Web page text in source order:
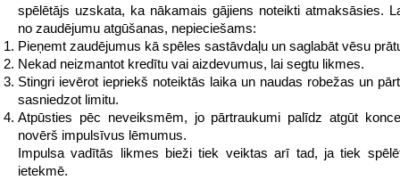
spēlētājs uzskata, ka nākamais gājiens noteikti atmaksāsies.
no zaudējumu atgūšanas, nepieciešams:
Pieņemt zaudējumus kā spēles sastāvdaļu un saglabāt vēsu
Nekad neizmantot kredītu vai aizdevumus, lai segtu likmes.
Stingri ievērot iepriekš noteiktās laika un naudas robežas un
sasniedzot limitu.
Atpūsties pēc neveiksmēm, jo pārtraukumi palīdz atgūt
novērš impulsīvus lēmumus.
Impulsa vadītās likmes bieži tiek veiktas arī tad, ja tiek
ietekmē.